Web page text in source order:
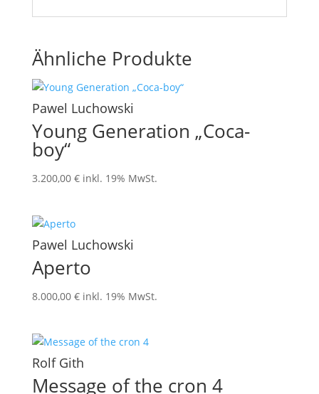
Ähnliche Produkte
Pawel Luchowski
Young Generation „Coca-
boy“
3.200,00 € inkl. 19% MwSt.
Pawel Luchowski
Aperto
8.000,00 € inkl. 19% MwSt.
Rolf Gith
Message of the cron 4